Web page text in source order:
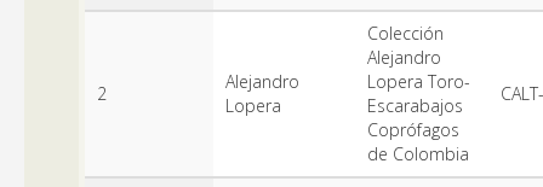
2
Alejandro
Lopera
Colección
Alejandro
Lopera Toro-
Escarabajos
Coprófagos
de Colombia